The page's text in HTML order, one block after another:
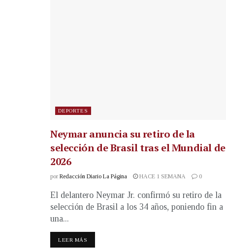
DEPORTES
Neymar anuncia su retiro de la
selección de Brasil tras el Mundial de
2026
por Redacción Diario La Página HACE 1 SEMANA 0
El delantero Neymar Jr. confirmó su retiro de la
selección de Brasil a los 34 años, poniendo fin a
una...
LEER MÁS